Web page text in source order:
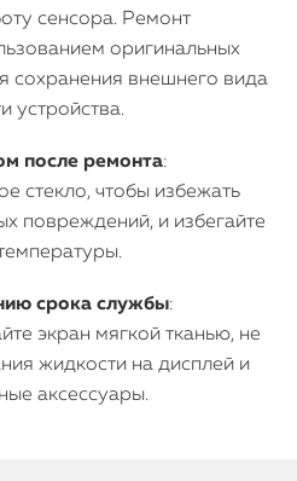
сенсора. Ремонт
оригинальных
сохранения внешнего вида
устройства.
после ремонта:
стекло, чтобы избежать
повреждений, и избегайте
срока службы:
экран мягкой тканью, не
жидкости на дисплей и
аксессуары.